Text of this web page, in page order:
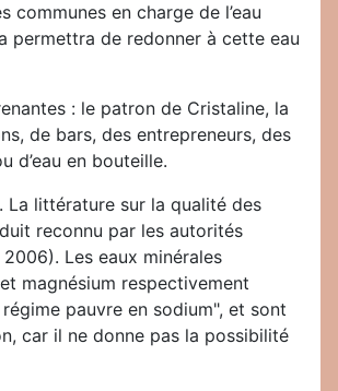
en charge de l’eau
permettra de redonner à cette eau
: le patron de Cristaline, la
de bars, des entrepreneurs, des
d’eau en bouteille.
La littérature sur la qualité des
reconnu par les autorités
Les eaux minérales
magnésium respectivement
pauvre en sodium", et sont
car il ne donne pas la possibilité